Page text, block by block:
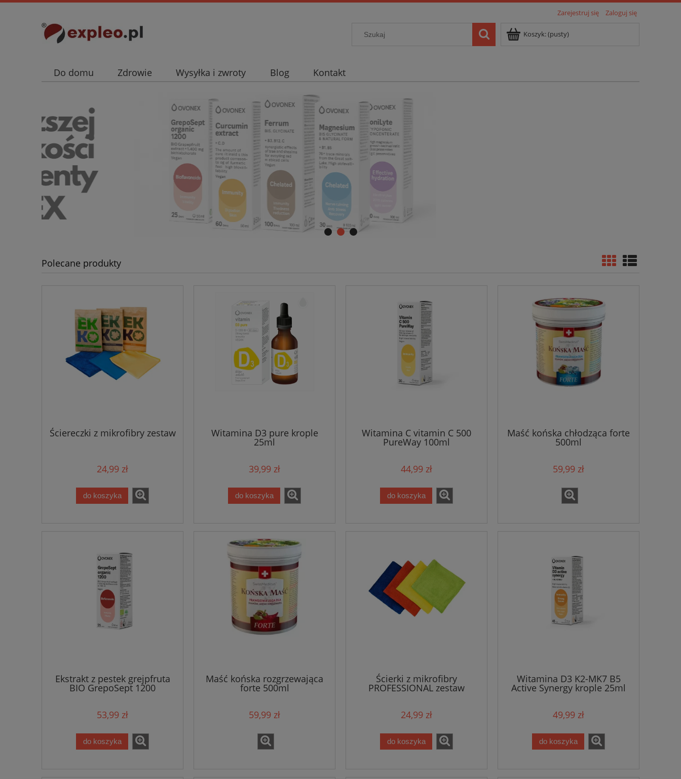
Zarejestruj się Zaloguj się
Koszyk:(pusty)
Do domu Zdrowie Wysyłka i zwroty Blog Kontakt
Polecane produkty
Ściereczki z mikrofibry zestaw
24,99 zł
do koszyka
Witamina D3 pure krople
25ml
39,99 zł
do koszyka
Witamina C vitamin C 500
PureWay 100ml
44,99 zł
do koszyka
Maść końska chłodząca forte
500ml
59,99 zł
Ekstrakt z pestek grejpfruta
BIO GrepoSept 1200
53,99 zł
do koszyka
Maść końska rozgrzewająca
forte 500ml
59,99 zł
Ścierki z mikrofibry
PROFESSIONAL zestaw
24,99 zł
do koszyka
Witamina D3 K2-MK7 B5
Active Synergy krople 25ml
49,99 zł
do koszyka